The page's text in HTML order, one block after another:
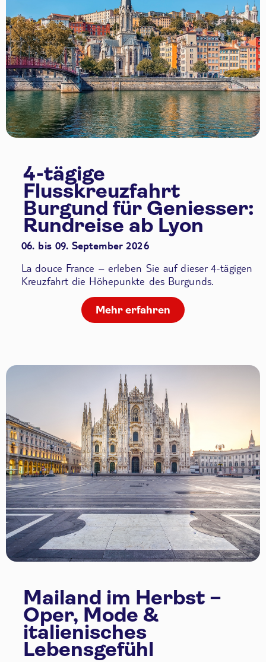
4-tägige
Flusskreuzfahrt
Burgund für Geniesser:
Rundreise ab Lyon
06. bis 09. September 2026
La douce France – erleben Sie auf dieser 4-tägigen
Kreuzfahrt die Höhepunkte des Burgunds.
Mehr erfahren
Mailand im Herbst –
Oper, Mode &
italienisches
Lebensgefühl